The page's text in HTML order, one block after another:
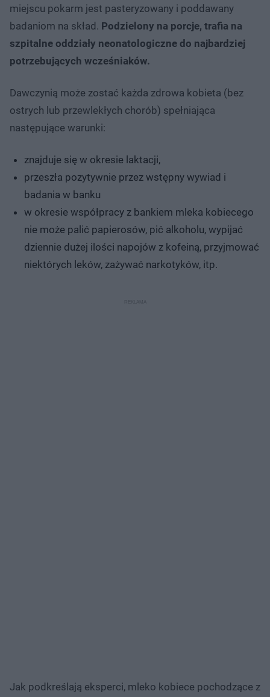
miejscu pokarm jest pasteryzowany i poddawany
badaniom na skład. Podzielony na porcje, trafia na
szpitalne oddziały neonatologiczne do najbardziej
potrzebujących wcześniaków.
Dawczynią może zostać każda zdrowa kobieta (bez
ostrych lub przewlekłych chorób) spełniająca
następujące warunki:
znajduje się w okresie laktacji,
przeszła pozytywnie przez wstępny wywiad i
badania w banku
w okresie współpracy z bankiem mleka kobiecego
nie może palić papierosów, pić alkoholu, wypijać
dziennie dużej ilości napojów z kofeiną, przyjmować
niektórych leków, zażywać narkotyków, itp.
Jak podkreślają eksperci, mleko kobiece pochodzące z